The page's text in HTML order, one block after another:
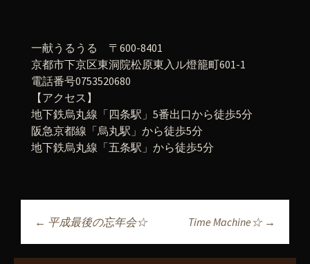
一献うるうる 〒600-8401
京都市下京区東洞院松原東入ル燈籠町601-1
電話番号0753520680
【アクセス】
地下鉄烏丸線「四条駅」5番出口から徒歩5分
阪急京都線「烏丸駅」から徒歩5分
地下鉄烏丸線「五条駅」から徒歩5分
投稿ナビゲーショ
← 平成最後の忘年会☆ Time Machine☆ →